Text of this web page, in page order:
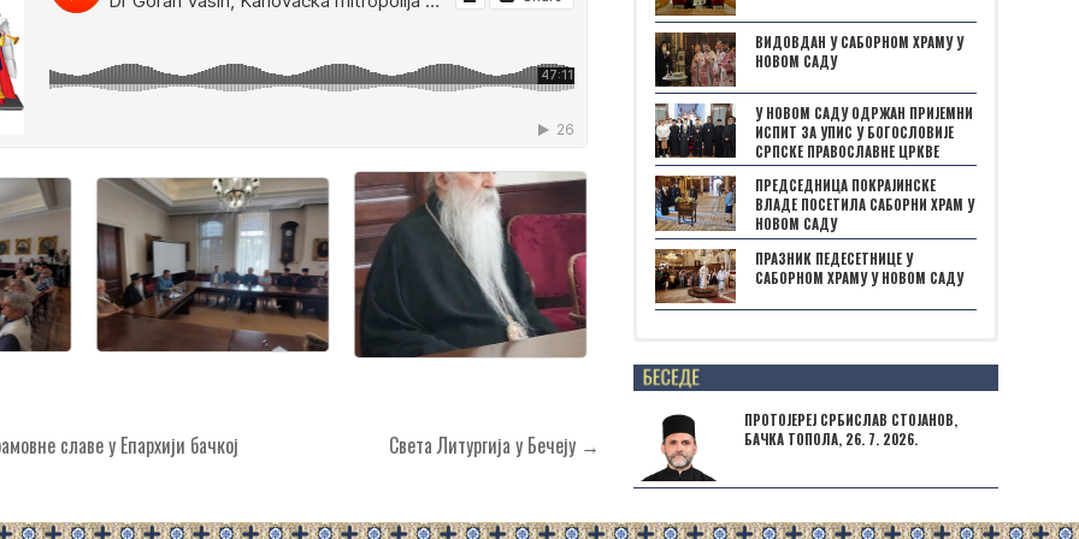
славе у Епархији бачкој Света Литургија у Бечеју →
ВИДОВДАН У САБОРНОМ ХРАМУ У
НОВОМ САДУ
У НОВОМ САДУ ОДРЖАН ПРИЈЕМНИ
ИСПИТ ЗА УПИС У БОГОСЛОВИЈЕ
СРПСКЕ ПРАВОСЛАВНЕ ЦРКВЕ
ПРЕДСЕДНИЦА ПОКРАЈИНСКЕ
ВЛАДЕ ПОСЕТИЛА САБОРНИ ХРАМ У
НОВОМ САДУ
ПРАЗНИК ПЕДЕСЕТНИЦЕ У
САБОРНОМ ХРАМУ У НОВОМ САДУ
Posts not found
ПРОТОЈЕРЕЈ СРБИСЛАВ СТОЈАНОВ,
БАЧКА ТОПОЛА, 26. 7. 2026.